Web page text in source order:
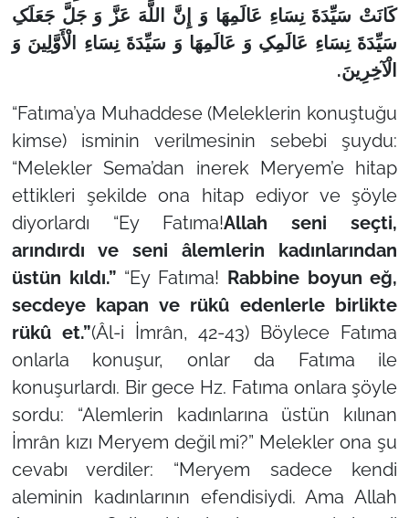
کَانَتْ سَیِّدَةَ نِسَاءِ عَالَمِهَا وَ إِنَّ اللَّهَ عَزَّ وَ جَلَّ جَعَلَکِ
سَیِّدَةَ نِسَاءِ عَالَمِکِ وَ عَالَمِهَا وَ سَیِّدَةَ نِسَاءِ الْأَوَّلِینَ وَ
الْآخِرِینَ.
“Fatıma’ya Muhaddese (Meleklerin konuştuğu
kimse) isminin verilmesinin sebebi şuydu:
“Melekler Sema’dan inerek Meryem’e hitap
ettikleri şekilde ona hitap ediyor ve şöyle
diyorlardı “Ey Fatıma!Allah seni seçti,
arındırdı ve seni âlemlerin kadınlarından
üstün kıldı.” “Ey Fatıma! Rabbine boyun eğ,
secdeye kapan ve rükû edenlerle birlikte
rükû et.”(Âl-i İmrân, 42-43) Böylece Fatıma
onlarla konuşur, onlar da Fatıma ile
konuşurlardı. Bir gece Hz. Fatıma onlara şöyle
sordu: “Alemlerin kadınlarına üstün kılınan
İmrân kızı Meryem değil mi?” Melekler ona şu
cevabı verdiler: “Meryem sadece kendi
aleminin kadınlarının efendisiydi. Ama Allah